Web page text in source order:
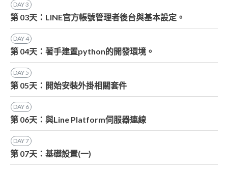
DAY3
第 03天：LINE官方帳號管理者後台與基本設定。
DAY4
第 04天：著手建置python的開發環境。
DAY5
第 05天：開始安裝外掛相關套件
DAY 6
第 06天：與Line Platform伺服器連線
DAY7
第 07天：基礎設置(一)